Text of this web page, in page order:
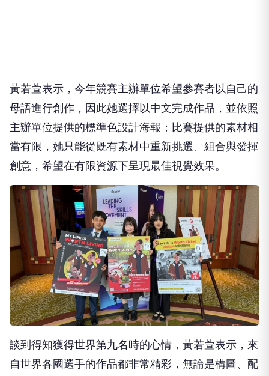
黃若萱表示，今年競賽主辦單位希望參賽者以自己的
母語進行創作，因此她選擇以中文完成作品，並依照
主辦單位提供的標準色設計海報；比賽提供的素材相
當有限，她只能從既有素材中重新挑選、組合與發揮
創意，希望在有限資源下呈現最佳視覺效果。
談到得知獲得世界第九名時的心情，黃若萱表示，來
自世界各國選手的作品都非常精彩，無論是構圖、配